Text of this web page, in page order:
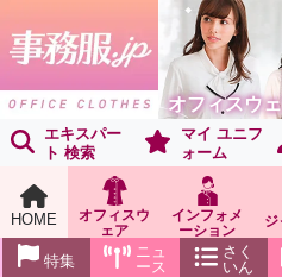
オフィスウ
エキスパー
ト 検索
マイ ユニフ
ォーム
HOME
オフィスウ
ェア
インフォメ
ーション
ショールー
ム
ジ
さく
いん
ニュ
ース
特集